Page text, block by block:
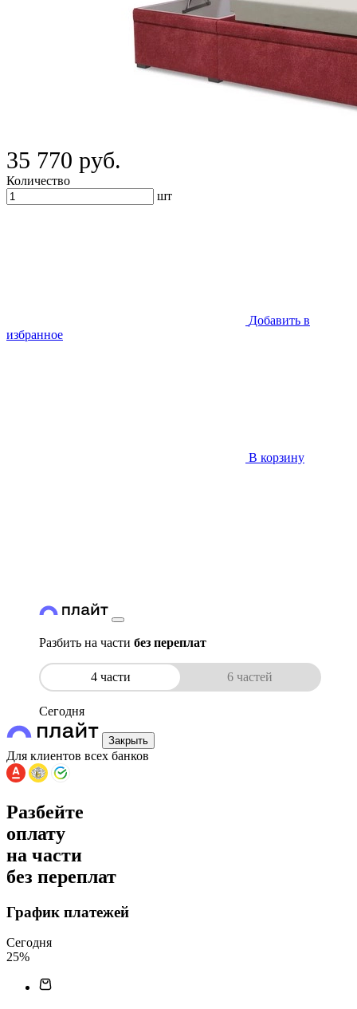
35 770 руб.
Количество
шт
Добавить в
избранное
В корзину
Разбить на части без переплат
4 части 6 частей
Сегодня
Закрыть
Для клиентов всех банков
Разбейте
оплату
на части
без переплат
График платежей
Сегодня
25%